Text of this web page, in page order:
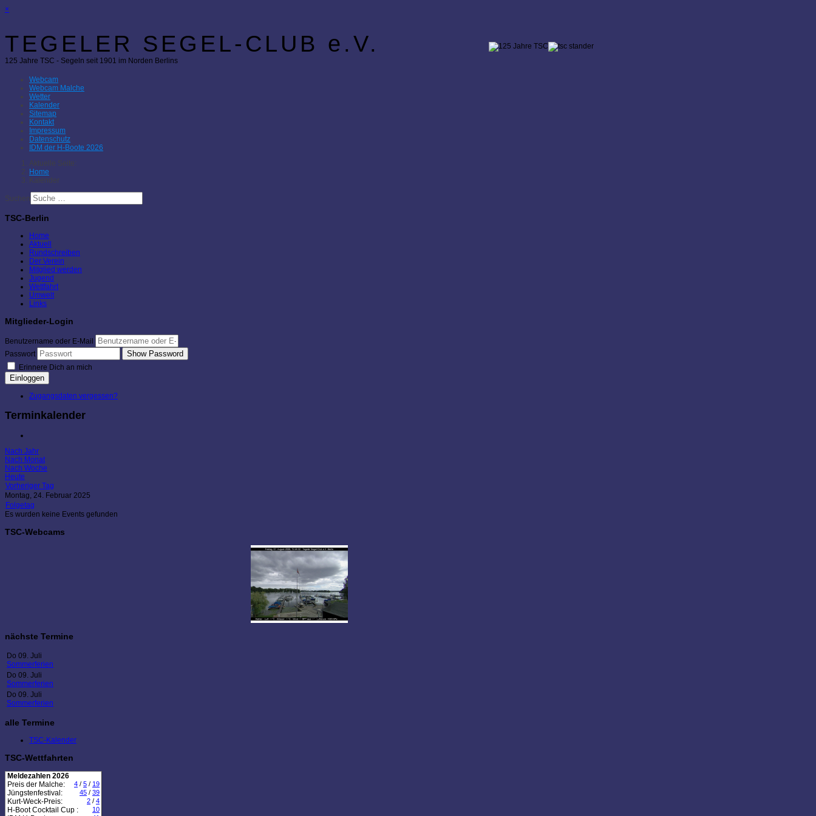
×
TEGELER SEGEL-CLUB e.V.
125 Jahre TSC - Segeln seit 1901 im Norden Berlins
Webcam
Webcam Malche
Wetter
Kalender
Sitemap
Kontakt
Impressum
Datenschutz
IDM der H-Boote 2026
Aktuelle Seite:
Home
Kalender
Suchen
TSC-Berlin
Home
Aktuell
Rundschreiben
Der Verein
Mitglied werden
Jugend
Wettfahrt
Umwelt
Links
Mitglieder-Login
Benutzername oder E-Mail
Passwort
Show Password
Erinnere Dich an mich
Einloggen
Zugangsdaten vergessen?
Terminkalender
Nach Jahr
Nach Monat
Nach Woche
Heute
Vorheriger Tag
Montag, 24. Februar 2025
Folgetag
Es wurden keine Events gefunden
TSC-Webcams
nächste Termine
Do 09. Juli
Sommerferien
Do 09. Juli
Sommerferien
Do 09. Juli
Sommerferien
alle Termine
TSC-Kalender
TSC-Wettfahrten
Meldezahlen 2026
Preis der Malche:
4 / 5 / 19
Jüngstenfestival: 45 / 39
Kurt-Weck-Preis: 2 / 4
H-Boot Cocktail Cup : 10